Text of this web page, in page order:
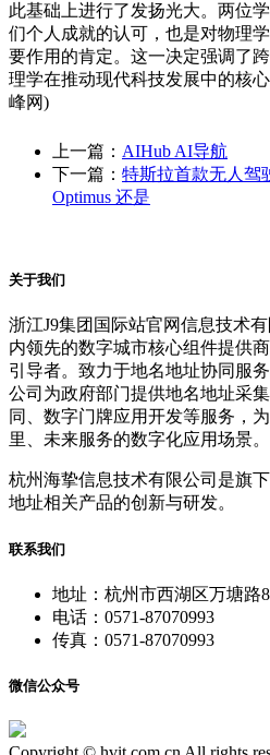
此基础上进行了发扬光大。两位
们个人成就的认可，也是对物理
要作用的肯定。这一决定强调了
理学在推动现代科技发展中的核
峰网)
上一篇： AIHub AI导航
下一篇： 特斯拉首款无人驾
Optimus 还是
关于我们
浙江J9集团国际站官网信息技术
内领先的数字城市核心组件提供
引导者。致力于地名地址协同服
公司为政府部门提供地名地址采
同、数字门牌应用开发等服务，
里、未来服务的数字化应用场景。
杭州海挚信息技术有限公司是旗
地址相关产品的创新与研发。
联系我们
地址：杭州市西湖区万塘路
电话：0571-87070993
传真：0571-87070993
微信公众号